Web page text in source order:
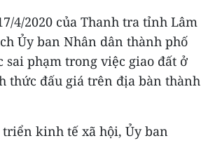
4/2020 của Thanh tra tỉnh Lâm
Ủy ban Nhân dân thành phố
sai phạm trong việc giao đất ở
thức đấu giá trên địa bàn thành
kinh tế xã hội, Ủy ban